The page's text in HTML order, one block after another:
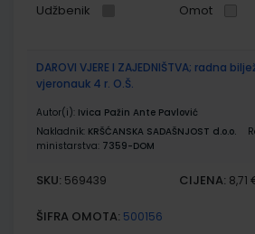
Udžbenik Omot
DAROVI VJERE I ZAJEDNIŠTVA; radna
vjeronauk 4 r. O.Š.
Autor(i): Ivica Pažin Ante Pavlović
Nakladnik: KRŠĆANSKA SADAŠNJOST d.o.o.
ministarstva: 7359-DOM
SKU: 569439 CIJENA: 8,71
ŠIFRA OMOTA: 500156